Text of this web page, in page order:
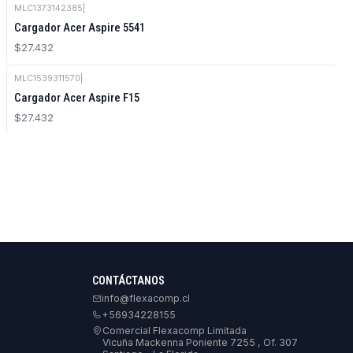
MLC1373142385
Cargador Acer Aspire 5541
$27.432
MLC1539311570
Cargador Acer Aspire F15
$27.432
CONTÁCTANOS
info@flexacomp.cl
+56934228155
Comercial Flexacomp Limitada
Vicuña Mackenna Poniente 7255 , Of. 307